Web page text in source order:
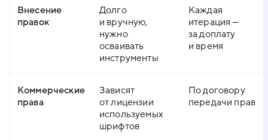
Внесение
правок
Долго
и вручную,
нужно
осваивать
инструменты
Каждая
итерация —
за доплату
и время
Коммерческие
права
Зависят
от лицензии
используемых
шрифтов
По договору
передачи прав